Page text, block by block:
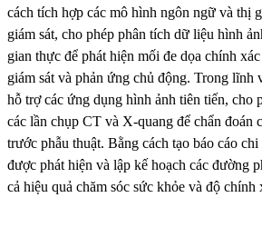
cách tích hợp các mô hình ngôn ngữ và thị
giám sát, cho phép phân tích dữ liệu hình
gian thực để phát hiện mối đe dọa chính
giám sát và phản ứng chủ động. Trong
hỗ trợ các ứng dụng hình ảnh tiên tiến, cho
các lần chụp CT và X-quang để chẩn đoán
trước phẫu thuật. Bằng cách tạo báo cáo
được phát hiện và lập kế hoạch các đường
cả hiệu quả chăm sóc sức khỏe và độ chính